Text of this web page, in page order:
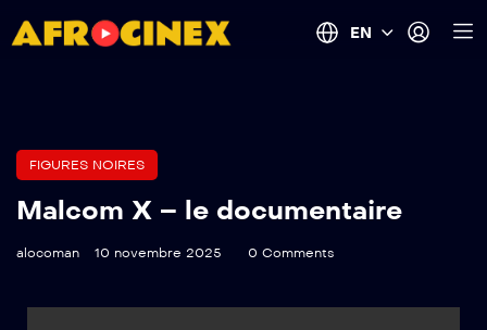
EN
FIGURES NOIRES
Malcom X – le documentaire
alocoman 10 novembre 2025 0 Comments